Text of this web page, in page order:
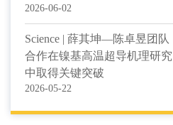
2026-06-02
Science | 薛其坤—陈卓昱团队
合作在镍基高温超导机理研究
中取得关键突破
2026-05-22